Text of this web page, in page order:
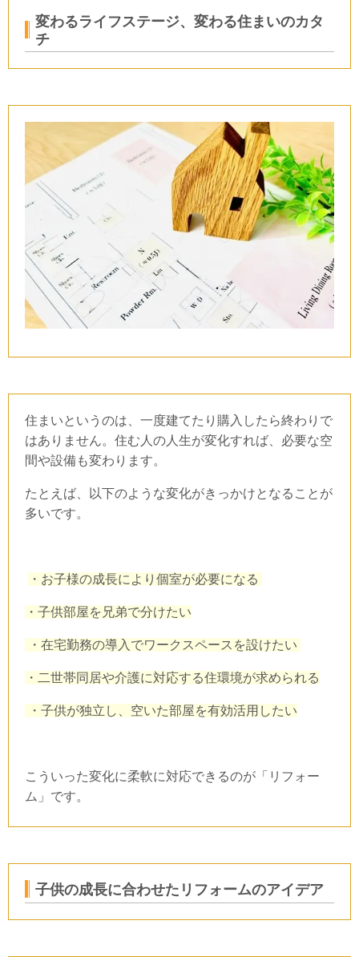
変わるライフステージ、変わる住まいのカタ
チ
住まいというのは、一度建てたり購入したら終わりで
はありません。住む人の人生が変化すれば、必要な空
間や設備も変わります。
たとえば、以下のような変化がきっかけとなることが
多いです。
・お子様の成長により個室が必要になる
・子供部屋を兄弟で分けたい
・在宅勤務の導入でワークスペースを設けたい
・二世帯同居や介護に対応する住環境が求められる
・子供が独立し、空いた部屋を有効活用したい
こういった変化に柔軟に対応できるのが「リフォー
ム」です。
子供の成長に合わせたリフォームのアイデア